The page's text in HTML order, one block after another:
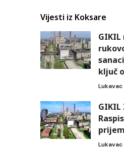
Vijesti iz Koksare
ključ
Lukavac
GIKIL
Lukavac